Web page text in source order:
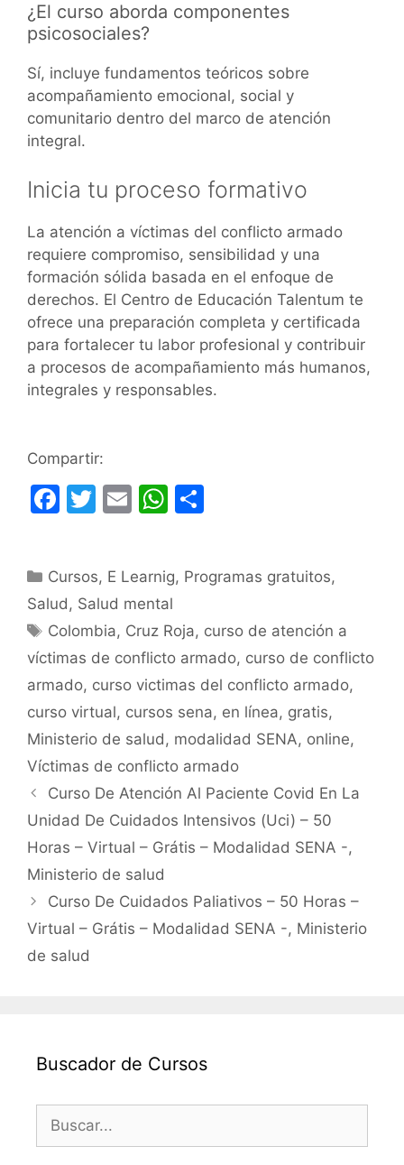
¿El curso aborda componentes
psicosociales?
Sí, incluye fundamentos teóricos sobre
acompañamiento emocional, social y
comunitario dentro del marco de atención
integral.
Inicia tu proceso formativo
La atención a víctimas del conflicto armado
requiere compromiso, sensibilidad y una
formación sólida basada en el enfoque de
derechos. El Centro de Educación Talentum te
ofrece una preparación completa y certificada
para fortalecer tu labor profesional y contribuir
a procesos de acompañamiento más humanos,
integrales y responsables.
Compartir:
F
e
b
o
o
k
T
er
E
l
W
s
A
p
p
p
tir
Categorías
Cursos, E Learnig, Programas gratuitos,
Salud , Salud mental
Etiquetas
Colombia, Cruz Roja, curso de atención a
víctimas de conflicto armado, curso de conflicto
armado, curso victimas del conflicto armado,
curso virtual, cursos sena, en línea, gratis,
Ministerio de salud , modalidad SENA, online,
Víctimas de conflicto armado
Curso De Atención Al Paciente Covid En La
Unidad De Cuidados Intensivos (Uci) – 50
Horas – Virtual – Grátis – Modalidad SENA -,
Ministerio de salud
Curso De Cuidados Paliativos – 50 Horas –
Virtual – Grátis – Modalidad SENA -, Ministerio
de salud
Buscador de Cursos